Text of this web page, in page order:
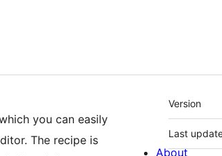
you can easily
The recipe is
میٹا
Version
Last
About